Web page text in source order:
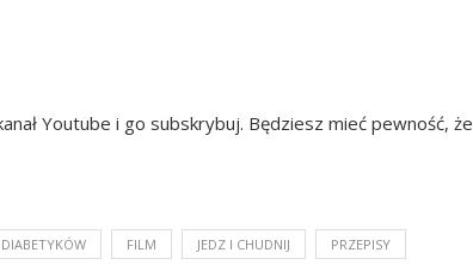
Youtube i go subskrybuj. Będziesz mieć pewność, że
FILM JEDZ I CHUDNIJ PRZEPISY